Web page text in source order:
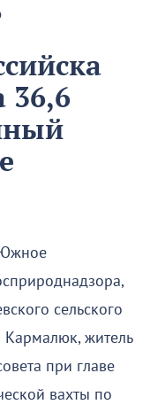
36,6
Южное
сельского
Кармалюк, житель
при главе
вахты по